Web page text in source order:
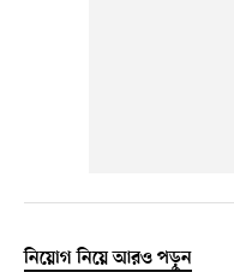
নিয়োগ নিয়ে আরও পড়ুন